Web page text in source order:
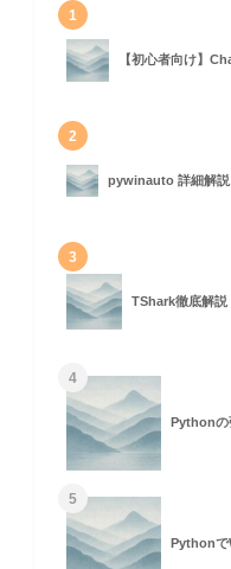
1
【初心者向け】
2
pywinauto 詳細解
3
TShark徹底解説
4
Pythonの
5
Python